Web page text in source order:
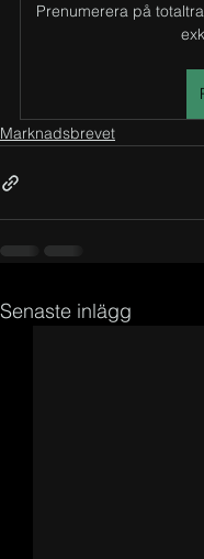
Prenumerera på
Marknadsbrevet
Senaste inlägg